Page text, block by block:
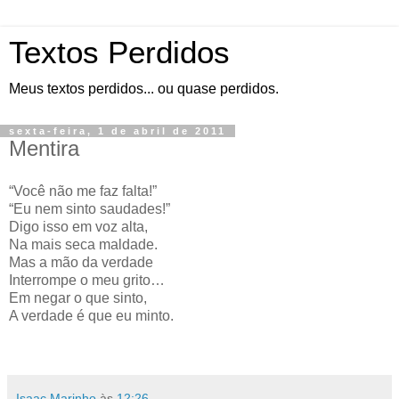
Textos Perdidos
Meus textos perdidos... ou quase perdidos.
sexta-feira, 1 de abril de 2011
Mentira
“Você não me faz falta!”
“Eu nem sinto saudades!”
Digo isso em voz alta,
Na mais seca maldade.
Mas a mão da verdade
Interrompe o meu grito…
Em negar o que sinto,
A verdade é que eu minto.